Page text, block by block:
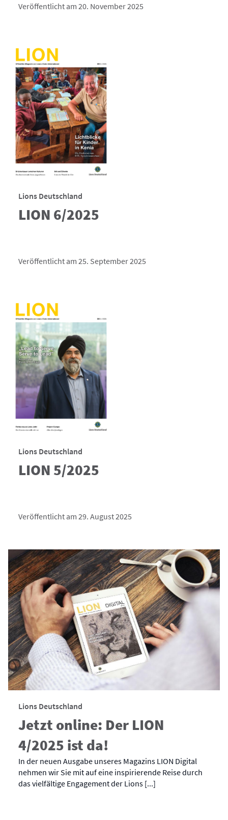
Veröffentlicht am 20. November 2025
Lions Deutschland
LION 6/2025
Veröffentlicht am 25. September 2025
Lions Deutschland
LION 5/2025
Veröffentlicht am 29. August 2025
Lions Deutschland
Jetzt online: Der LION
4/2025 ist da!
In der neuen Ausgabe unseres Magazins LION Digital
nehmen wir Sie mit auf eine inspirierende Reise durch
das vielfältige Engagement der Lions [...]